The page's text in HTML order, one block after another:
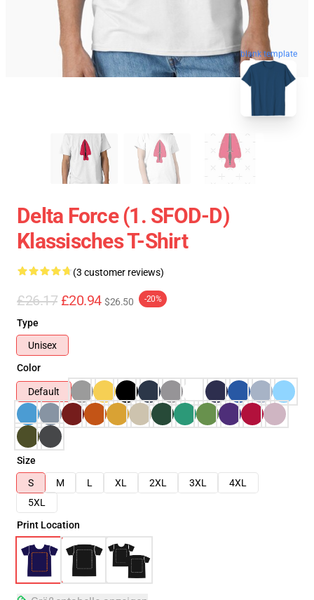
blank template
Delta Force (1. SFOD-D)
Klassisches T-Shirt
(3 customer reviews)
£26.17 £20.94 $26.50 -20%
Type
Unisex
Color
Default
Size
S
M L XL 2XL 3XL
4XL
5XL
Print Location